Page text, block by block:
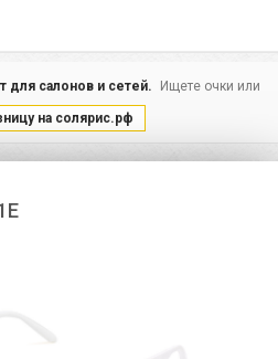
для салонов и сетей.
Ищете очки или
на солярис.рф